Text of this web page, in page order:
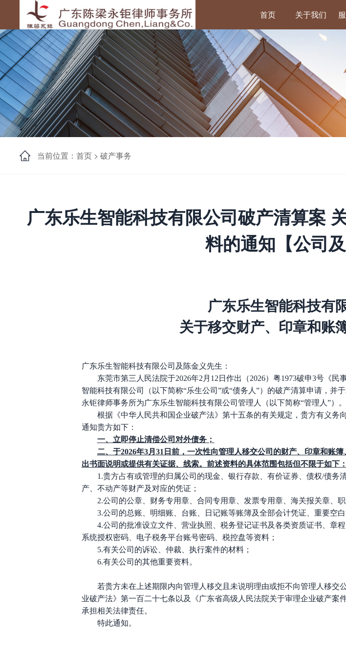
首页 关于我们
当前位置：首页 > 破产事务
广东乐生智能科技有限公司破产清算案
料的通知【公司
广东乐生智能科技有
关于移交财产、印章和账
广东乐生智能科技有限公司及陈金义先生：
东莞市第三人民法院于2026年2月12日作出（2026）粤1973破申3号《
智能科技有限公司（以下简称“乐生公司 ”或“债务人”）的破产清算申请，并于
永钜律师事务所为广东乐生智能科技有限公司管理人（以下简称“管理人”）。
根据《中华人民共和国企业破产法》第十五条的有关规定，贵方有义
通知贵方如下：
一、立即停止清偿公司对外债务；
二、于2026年3月 31 日前，一次性向管理人移交公司的财产、印章和账
出书面说明或提供有关证据、线索。前述资料的具体范围包括但不限于如下：
1.贵方占有或管理的归属公司的现金、银行存款、有价证券、债权/债
产、不动产等财产及对应的凭证；
2.公司的公章、财务专用章、合同专用章、发票专用章、海关报关章、
3.公司的总账、明细账、台账、日记账等账簿及全部会计凭证、重要空白
4.公司的批准设立文件、营业执照、税务登记证书及各类资质证书、章
系统授权密码、电子税务平台账号密码、税控盘等资料；
5.有关公司的诉讼、仲裁、执行案件的材料；
6.有关公司的其他重要资料。
若贵方未在上述期限内向管理人移交且未说明理由或拒不向管理人移
业破产法》第一百二十七条以及《广东省高级人民法院关于审理企业破产
承担相关法律责任。
特此通知。